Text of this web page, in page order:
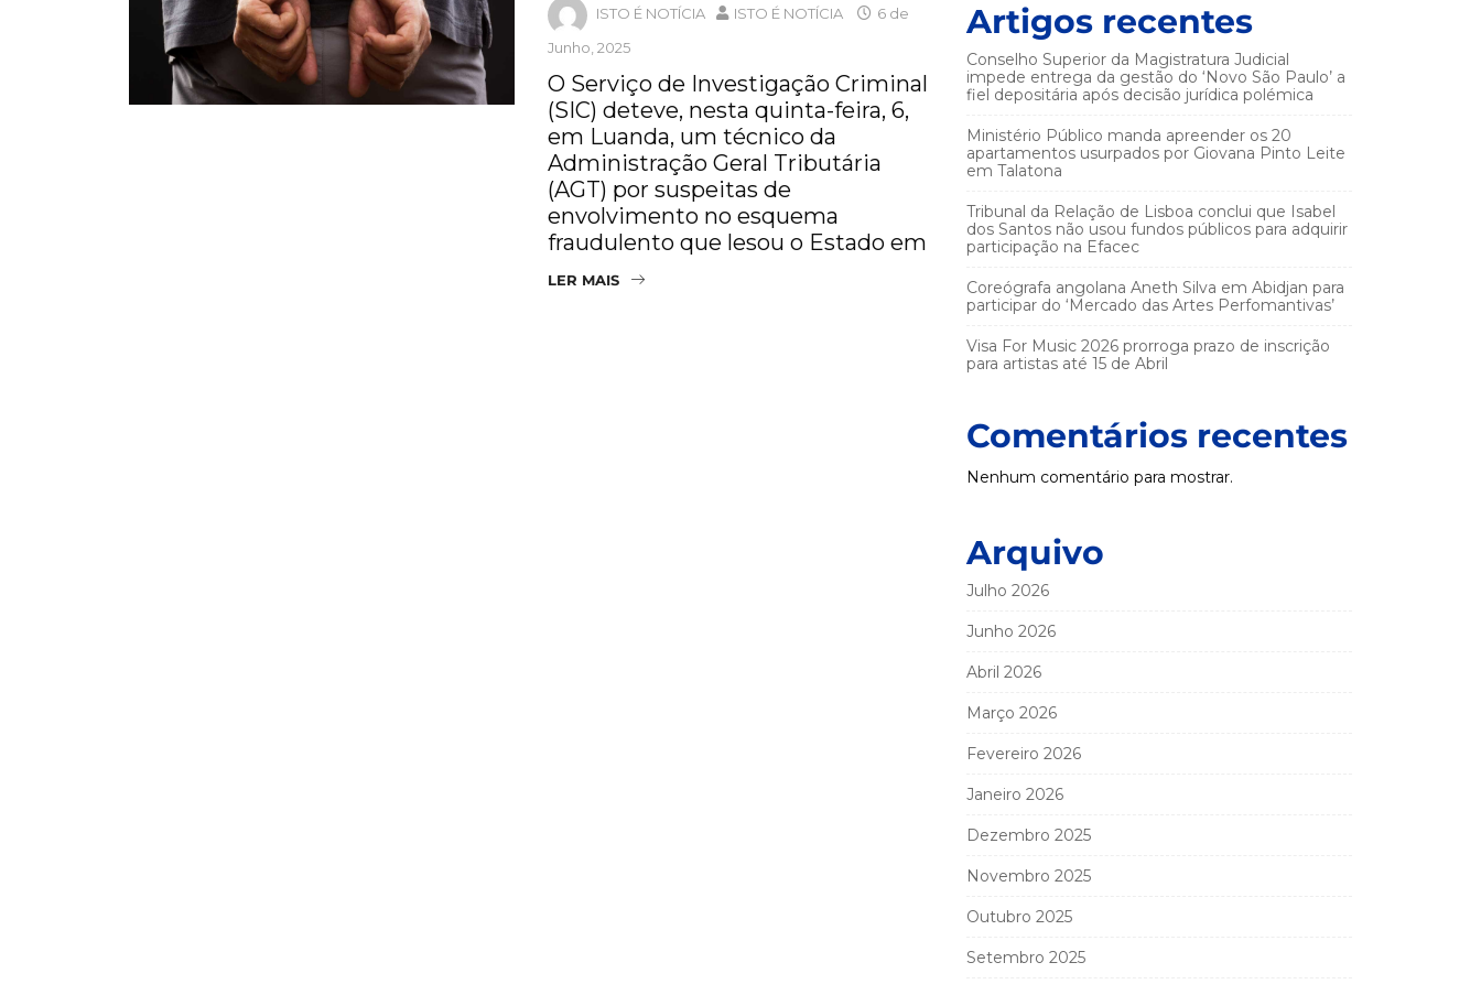
ISTO É NOTÍCIA ISTO É NOTÍCIA
6 de
Junho, 2025
O Serviço de Investigação Criminal
(SIC) deteve, nesta quinta-feira, 6,
em Luanda, um técnico da
Administração Geral Tributária
(AGT) por suspeitas de
envolvimento no esquema
fraudulento que lesou o Estado em
LER MAIS
Artigos recentes
Conselho Superior da Magistratura Judicial
impede entrega da gestão do ‘Novo São Paulo’ a
fiel depositária após decisão jurídica polémica
Ministério Público manda apreender os 20
apartamentos usurpados por Giovana Pinto Leite
em Talatona
Tribunal da Relação de Lisboa conclui que Isabel
dos Santos não usou fundos públicos para adquirir
participação na Efacec
Coreógrafa angolana Aneth Silva em Abidjan para
participar do ‘Mercado das Artes Perfomantivas’
Visa For Music 2026 prorroga prazo de inscrição
para artistas até 15 de Abril
Comentários recentes
Nenhum comentário para mostrar.
Arquivo
Julho 2026
Junho 2026
Abril 2026
Março 2026
Fevereiro 2026
Janeiro 2026
Dezembro 2025
Novembro 2025
Outubro 2025
Setembro 2025